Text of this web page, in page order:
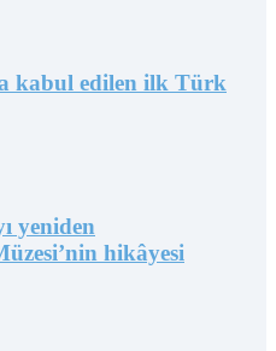
kabul edilen ilk Türk
yeniden
hikâyesi